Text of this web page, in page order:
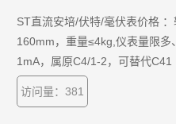
ST直流安培/伏特/毫伏表价格
160mm，重量≤4kg,仪表量限
1mA，属原C4/1-2，可替代C41
访问量：381